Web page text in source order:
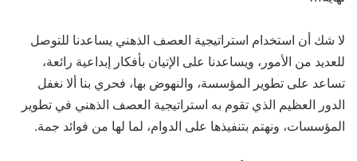
لا شك أن استخدام استراتيجية العصف الذهني يساعدنا للتوصل
للعديد من الأمور، ويساعدنا على الإتيان بأفكار إبداعية رائعة،
تساعد على تطوير المؤسسة، والنهوض بها، فحري بنا ألا نغفل
الدور العظيم الذي تقوم به استراتيجية العصف الذهني في تطوير
المؤسسات، ونهتم بتنفيذها على الدوام، لما لها من فوائد جمة.